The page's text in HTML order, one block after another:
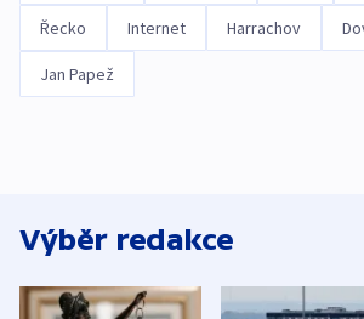
Řecko Internet Harrachov
Jan Papež
Výběr redakce